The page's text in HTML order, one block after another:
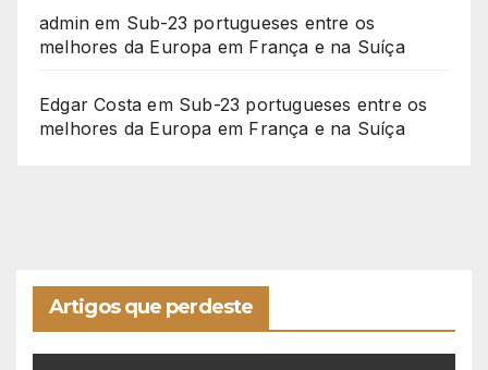
admin em Sub-23 portugueses entre os
melhores da Europa em França e na Suíça
Edgar Costa em Sub-23 portugueses entre os
melhores da Europa em França e na Suíça
Artigos que perdeste